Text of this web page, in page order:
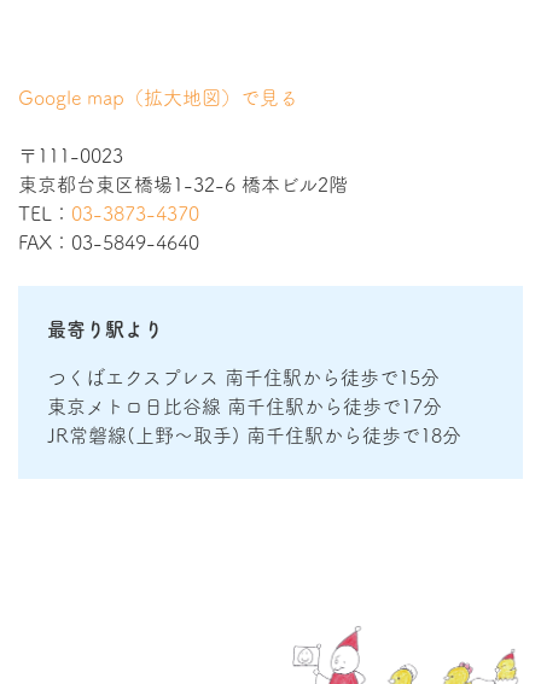
Google map（拡大地図）で見る
〒111-0023
東京都台東区橋場1-32-6 橋本ビル2階
TEL： 03-3873-4370
FAX：03-5849-4640
最寄り駅より
つくばエクスプレス 南千住駅から徒歩で15分
東京メトロ日比谷線 南千住駅から徒歩で17分
JR常磐線(上野～取手) 南千住駅から徒歩で18分